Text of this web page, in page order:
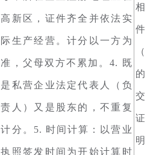
高新区，证件齐全并依法实
际生产经营。计分以一方为
准，父母双方不累加。4. 既
是私营企业法定代表人（负
责人）又是股东的，不重复
计分。5. 时间计算：以营业
执照签发时间为开始计算时
相
件
（
的
交
证
明